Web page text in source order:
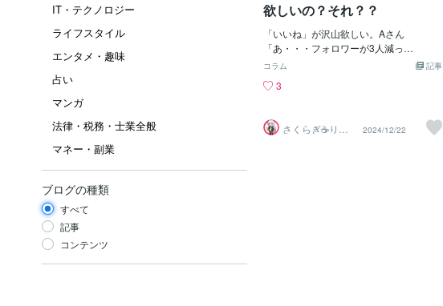
IT・テクノロジー
ライフスタイル
エンタメ・趣味
占い
マンガ
法律・税務・士業全般
マネー・副業
ブログの種類
すべて
記事
コンテンツ
欲しいの？それ？？
「いいね」が沢山欲しい。Aさん
「あ・・・フォロワーが3人減っ
た・・・」うおー！Bさん「え？人数と
タ映えしそうな店があるから一緒に行か
んで写真撮るためにお店探してるの？」
Aさん「だっさぁいい写真じゃないと」
記事
コラム
3
さくらぎ☕りょ
う⛎癒やし電話
2024/12/22